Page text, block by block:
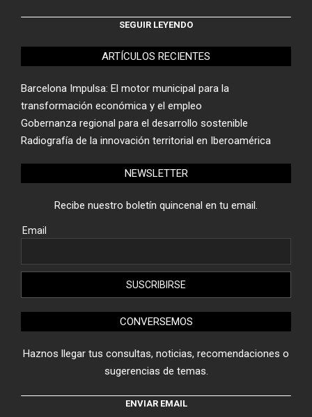
SEGUIR LEYENDO
ARTÍCULOS RECIENTES
Barcelona Impulsa: El motor municipal para la
transformación económica y el empleo
Gobernanza regional para el desarrollo sostenible
Radiografía de la innovación territorial en Iberoamérica
NEWSLETTER
Recibe nuestro boletín quincenal en tu email.
Email
CONVERSEMOS
Haznos llegar tus consultas, noticias, recomendaciones o
sugerencias de temas.
ENVIAR EMAIL